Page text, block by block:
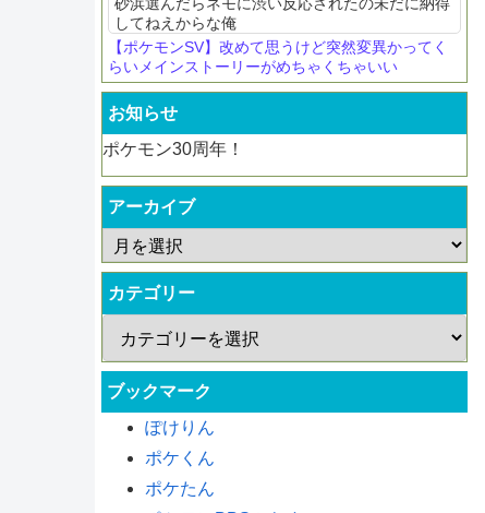
してねえからな俺
【ポケモンSV】改めて思うけど突然変異かってく
らいメインストーリーがめちゃくちゃいい
お知らせ
ポケモン30周年！
アーカイブ
カテゴリー
ブックマーク
ぽけりん
ポケくん
ポケたん